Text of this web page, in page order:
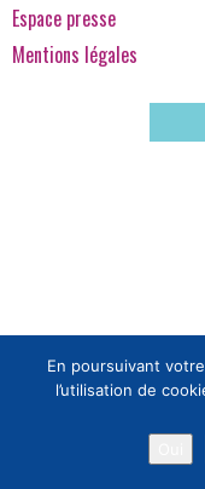
Espace presse
Mentions légales
En poursuivant
l’utilisation de